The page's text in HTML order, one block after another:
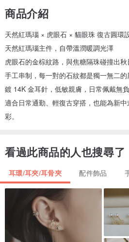
商品介紹
天然紅瑪瑙 × 虎眼石 × 貓眼珠 復古圓環
天然紅瑪瑙主件，自帶溫潤暖調光澤
虎眼石的金棕紋路，與焦糖隔珠碰撞出秋
手工串制，每一對的石紋都是獨一無二的
鍍 14K 金耳針，低敏親膚，日常佩戴無
適合日常通勤、輕復古穿搭，也能為新
彩。
看過此商品的人也搜尋了
耳環/耳夾/耳骨夾 配件飾品